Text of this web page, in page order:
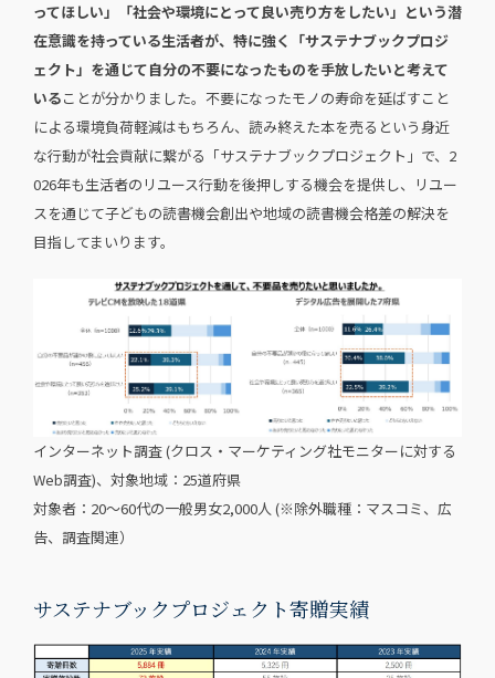
ってほしい」「社会や環境にとって良い売り方をしたい」という潜
在意識を持っている生活者が、特に強く「サステナブックプロジ
ェクト」を通じて自分の不要になったものを手放したいと考えて
いることが分かりました。不要になったモノの寿命を延ばすこと
による環境負荷軽減はもちろん、読み終えた本を売るという身近
な行動が社会貢献に繋がる「サステナブックプロジェクト」で、2
026年も生活者のリユース行動を後押しする機会を提供し、リユー
スを通じて子どもの読書機会創出や地域の読書機会格差の解決を
目指してまいります。
インターネット調査 (クロス・マーケティング社モニターに対する
Web調査)、対象地域：25道府県
対象者：20～60代の一般男女2,000人 (※除外職種：マスコミ、広
告、調査関連）
サステナブックプロジェクト寄贈実績